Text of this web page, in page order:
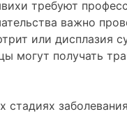
требуют
важно
или дисплазия
могут получать